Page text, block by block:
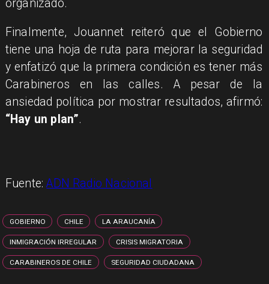
organizado.
Finalmente, Jouannet reiteró que el Gobierno
tiene una hoja de ruta para mejorar la seguridad
y enfatizó que la primera condición es tener más
Carabineros en las calles. A pesar de la
ansiedad política por mostrar resultados, afirmó:
“Hay un plan”.
Fuente:ADN Radio Nacional
GOBIERNO CHILE LA ARAUCANÍA
INMIGRACIÓN IRREGULAR CRISIS MIGRATORIA
CARABINEROS DE CHILE SEGURIDAD CIUDADANA